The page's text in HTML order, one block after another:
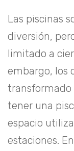
Las piscinas
diversión,
limitado a
embargo, los
transformado
tener una
espacio
estaciones.